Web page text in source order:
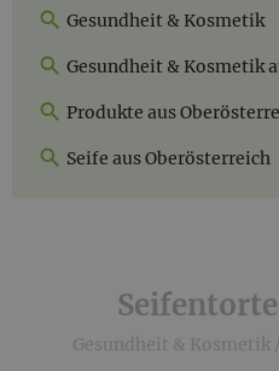
Gesundheit & Kosmetik
Gesundheit & Kosmetik
Produkte aus
Seife aus Oberösterreich
Gesundheit & Kosmetik /